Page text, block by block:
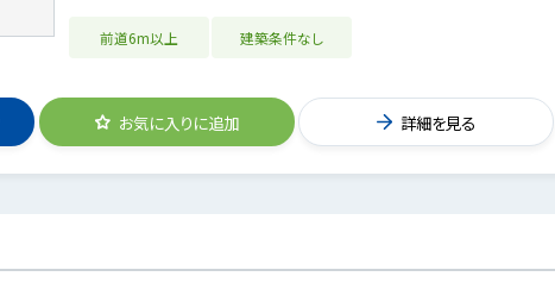
前道6m以上 建築条件なし
お気に入りに追加 詳細を見る